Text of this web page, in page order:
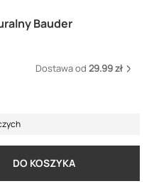
Bauder
Dostawa od 29.99 zł
DO KOSZYKA